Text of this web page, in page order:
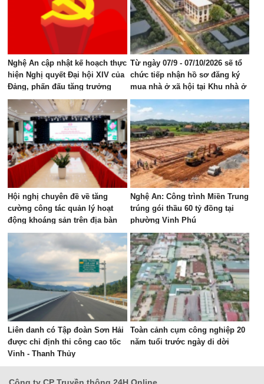
Nghệ An cập nhật kế hoạch thực
hiện Nghị quyết Đại hội XIV của
Đảng, phấn đấu tăng trưởng
GRDP 11–12%/năm
Từ ngày 07/9 - 07/10/2026 sẽ tổ
chức tiếp nhận hồ sơ đăng ký
mua nhà ở xã hội tại Khu nhà ở
Mỹ Thượng, phường Vinh Lộc
Hội nghị chuyên đề về tăng
cường công tác quản lý hoạt
động khoáng sản trên địa bàn
tỉnh
Nghệ An: Công trình Miền Trung
trúng gói thầu 60 tỷ đồng tại
phường Vinh Phú
Liên danh có Tập đoàn Sơn Hải
được chỉ định thi công cao tốc
Vinh - Thanh Thủy
Toàn cảnh cụm công nghiệp 20
năm tuổi trước ngày di dời